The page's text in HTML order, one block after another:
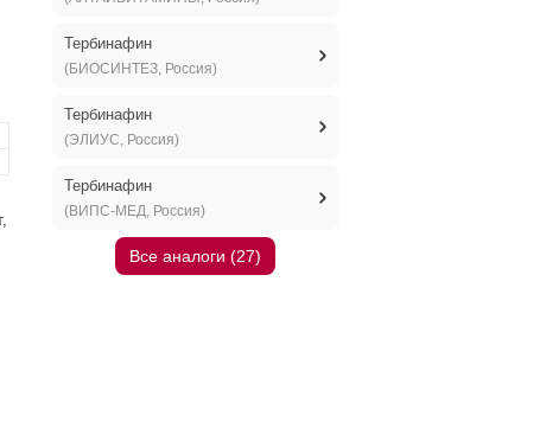
Тербинафин
(БИОСИНТЕЗ, Россия)
Тербинафин
(ЭЛИУС, Россия)
Тербинафин
(ВИПС-МЕД, Россия)
Все аналоги (27)